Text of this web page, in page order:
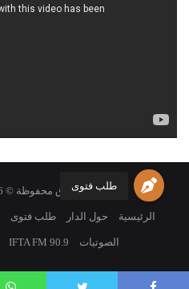
طلب فتوى
جميع الحقوق محفوظة © 2026. دار الإفتاء الليبية
الرئيسية حول الدار طلب فتوى
الصوتيات IFTA FM 90.9